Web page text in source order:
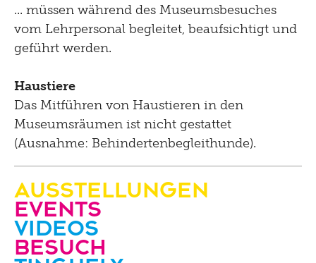
... müssen während des Museumsbesuches
vom Lehrpersonal begleitet, beaufsichtigt und
geführt werden.
Haustiere
Das Mitführen von Haustieren in den
Museumsräumen ist nicht gestattet
(Ausnahme: Behindertenbegleithunde).
Ausstellungen
Events
Videos
Besuch